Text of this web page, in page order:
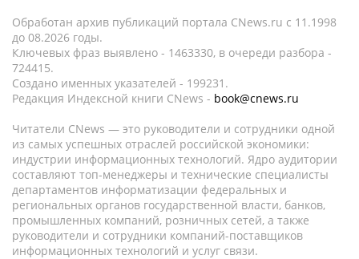
Обработан архив публикаций портала CNews.ru c 11.1998
до 08.2026 годы.
Ключевых фраз выявлено - 1463330, в очереди разбора -
724415.
Создано именных указателей - 199231.
Редакция Индексной книги CNews - book@cnews.ru
Читатели CNews — это руководители и сотрудники одной
из самых успешных отраслей российской экономики:
индустрии информационных технологий. Ядро аудитории
составляют топ-менеджеры и технические специалисты
департаментов информатизации федеральных и
региональных органов государственной власти, банков,
промышленных компаний, розничных сетей, а также
руководители и сотрудники компаний-поставщиков
информационных технологий и услуг связи.